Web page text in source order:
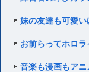
妹の友達も可愛い
お前らってホロ
音楽も漫画もア